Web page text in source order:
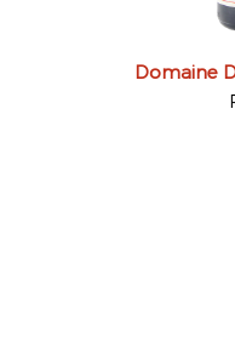
Domaine